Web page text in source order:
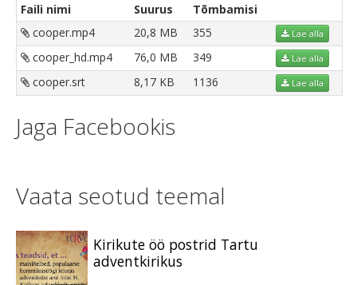
Faili nimi Suurus
Tõmbamisi
cooper.mp4
20,8 MB 355 Lae alla
cooper_hd.mp4 76,0 MB 349 Lae alla
cooper.srt 8,17 KB 1136 Lae alla
Jaga Facebookis
Vaata seotud teemal
Kirikute öö postrid Tartu
adventkirikus